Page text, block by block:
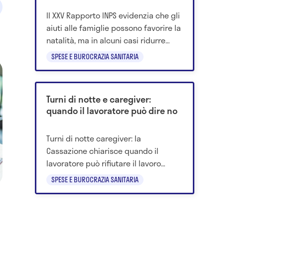
SPESE E BUROCRAZIA SANITARIA
Il XXV Rapporto INPS evidenzia che gli
aiuti alle famiglie possono favorire la
natalità, ma in alcuni casi ridurre
l'occupazione femminile.
SPESE E BUROCRAZIA SANITARIA
Turni di notte e caregiver:
quando il lavoratore può dire no
Turni di notte caregiver: la
Cassazione chiarisce quando il
lavoratore può rifiutare il lavoro
notturno anche senza disabilità